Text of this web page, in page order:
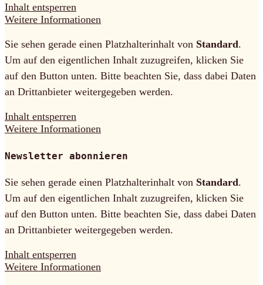
Inhalt entsperren
Weitere Informationen
Sie sehen gerade einen Platzhalterinhalt von Standard.
Um auf den eigentlichen Inhalt zuzugreifen, klicken Sie
auf den Button unten. Bitte beachten Sie, dass dabei Daten
an Drittanbieter weitergegeben werden.
Inhalt entsperren
Weitere Informationen
Newsletter abonnieren
Sie sehen gerade einen Platzhalterinhalt von Standard.
Um auf den eigentlichen Inhalt zuzugreifen, klicken Sie
auf den Button unten. Bitte beachten Sie, dass dabei Daten
an Drittanbieter weitergegeben werden.
Inhalt entsperren
Weitere Informationen